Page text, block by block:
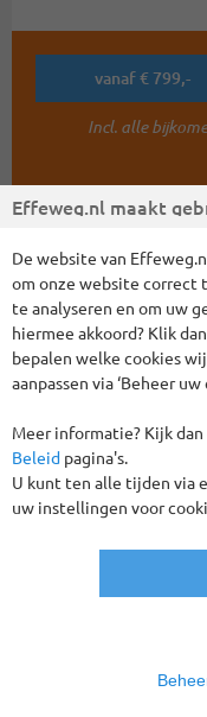
vanaf € 799,-
Incl. alle
Op het kruispunt van
heerlijke Kerstreis.
het Münsterland zien,
bezoeken het
Effeweg.nl maakt
De website van
om onze website correct
te analyseren en om uw
hiermee akkoord? Klik
bepalen welke cookies
aanpassen via ‘Beheer
Meer informatie? Kijk dan
Beleid pagina's.
U kunt ten alle tijden via
uw instellingen voor